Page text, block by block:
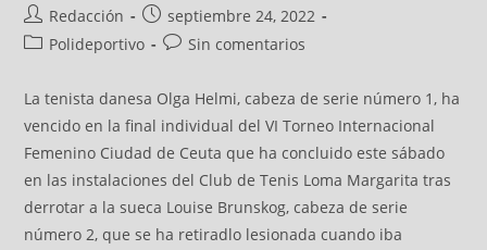
Redacción
septiembre 24, 2022
Polideportivo
Sin comentarios
La tenista danesa Olga Helmi, cabeza de serie número 1, ha
vencido en la final individual del VI Torneo Internacional
Femenino Ciudad de Ceuta que ha concluido este sábado
en las instalaciones del Club de Tenis Loma Margarita tras
derrotar a la sueca Louise Brunskog, cabeza de serie
número 2, que se ha retiradlo lesionada cuando iba